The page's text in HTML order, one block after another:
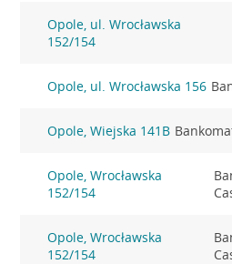
Opole, ul. Wrocławska
152/154
Opole, ul. Wrocławska 156
Opole, Wiejska 141B
Opole, Wrocławska
152/154
Opole, Wrocławska
152/154